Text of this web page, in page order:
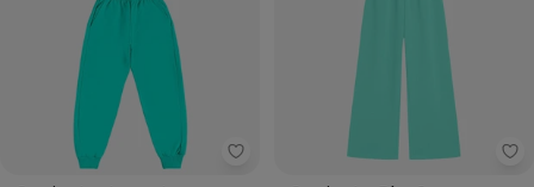
Rovi Kids - Conjunto Jaqueta e